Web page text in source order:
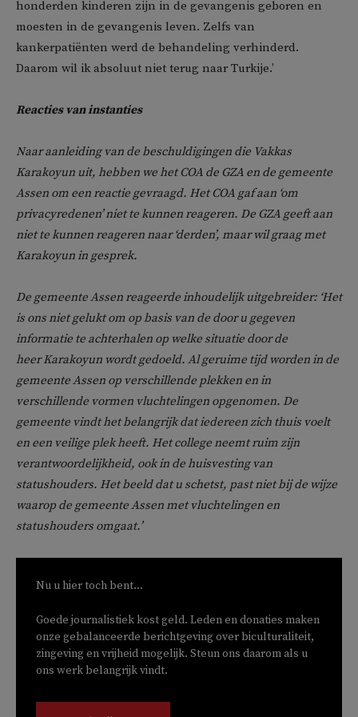
honderden kinderen zijn in de gevangenis geboren en
moesten in de gevangenis leven. Zelfs van
kankerpatiënten werd de behandeling verhinderd.
Daarom wil ik absoluut niet terug naar Turkije.’
Reacties van instanties
Naar aanleiding van de beschuldigingen die Vakkas
Karakoyun uit, hebben we het COA de GZA en de gemeente
Assen om een reactie gevraagd. Het COA gaf aan ‘om
privacyredenen’ niet te kunnen reageren. De GZA geeft aan
niet te kunnen reageren naar ‘derden’, maar wil graag met
Karakoyun in gesprek.
De gemeente Assen reageerde inhoudelijk uitgebreider: ‘Het
is ons niet gelukt om op basis van de door u gegeven
informatie te achterhalen op welke situatie door de
heer Karakoyun wordt gedoeld. Al geruime tijd worden in de
gemeente Assen op verschillende plekken en in
verschillende vormen vluchtelingen opgenomen. De
gemeente vindt het belangrijk dat iedereen zich thuis voelt
en een veilige plek heeft. Het college neemt ruim zijn
verantwoordelijkheid, ook in de huisvesting van
statushouders. Het beeld dat u schetst, past niet bij de wijze
waarop de gemeente Assen met vluchtelingen en
statushouders omgaat.’
Nu u hier toch bent...
Goede journalistiek kost geld. Leden en donaties maken
onze gebalanceerde berichtgeving over biculturaliteit,
zingeving en vrijheid mogelijk. Steun ons daarom als u
ons werk belangrijk vindt.